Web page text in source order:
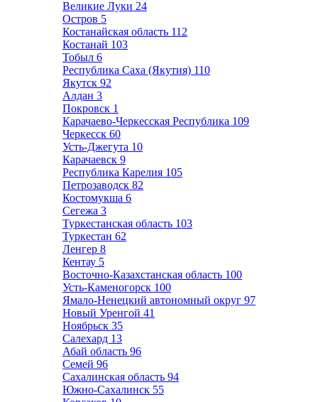
Великие Луки 24
Остров 5
Костанайская область 112
Костанай 103
Тобыл 6
Республика Саха (Якутия) 110
Якутск 92
Алдан 3
Покровск 1
Карачаево-Черкесская Республика 109
Черкесск 60
Усть-Джегута 10
Карачаевск 9
Республика Карелия 105
Петрозаводск 82
Костомукша 6
Сегежа 3
Туркестанская область 103
Туркестан 62
Ленгер 8
Кентау 5
Восточно-Казахстанская область 100
Усть-Каменогорск 100
Ямало-Ненецкий автономный округ 97
Новый Уренгой 41
Ноябрьск 35
Салехард 13
Абай область 96
Семей 96
Сахалинская область 94
Южно-Сахалинск 55